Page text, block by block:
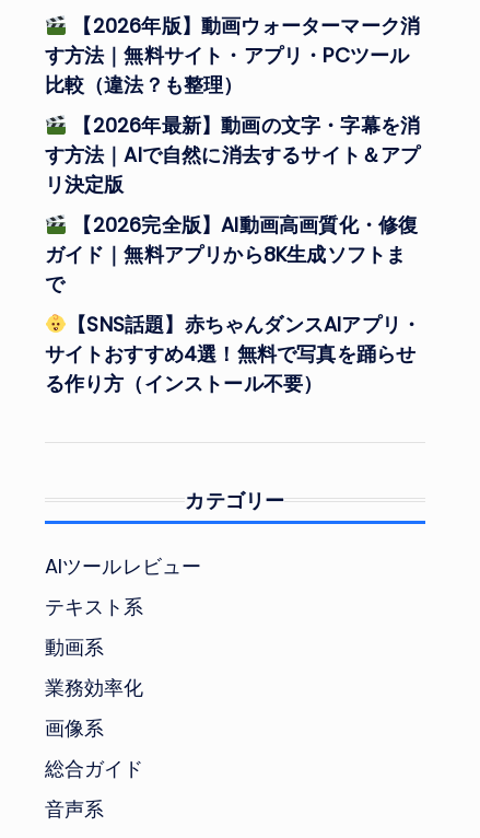
【2026年版】動画ウォーターマーク消
す方法｜無料サイト・アプリ・PCツール
比較（違法？も整理）
【2026年最新】動画の文字・字幕を消
す方法｜AIで自然に消去するサイト＆アプ
リ決定版
【2026完全版】AI動画高画質化・修復
ガイド｜無料アプリから8K生成ソフトま
で
【SNS話題】赤ちゃんダンスAIアプリ・
サイトおすすめ4選！無料で写真を踊らせ
る作り方（インストール不要）
カテゴリー
AIツールレビュー
テキスト系
動画系
業務効率化
画像系
総合ガイド
音声系